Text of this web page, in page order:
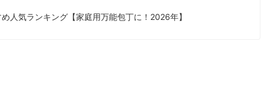
人気ランキング【家庭用万能包丁に！2026年】